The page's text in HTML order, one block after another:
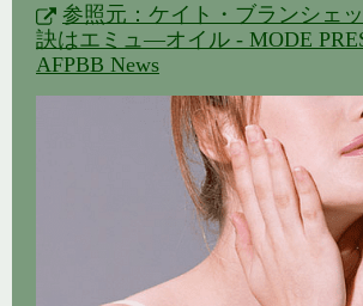
参照元：ケイト・ブランシェ
訣はエミュ―オイル - MODE
AFPBB News